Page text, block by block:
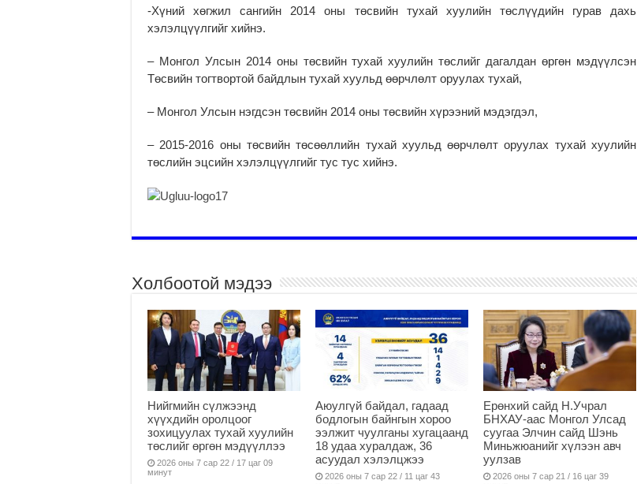
-Хүний хөгжил сангийн 2014 оны төсвийн тухай хуулийн төслүүдийн гурав дахь
хэлэлцүүлгийг хийнэ.
– Монгол Улсын 2014 оны төсвийн тухай хуулийн төслийг дагалдан өргөн мэдүүлсэн
Төсвийн тогтвортой байдлын тухай хуульд өөрчлөлт оруулах тухай,
– Монгол Улсын нэгдсэн төсвийн 2014 оны төсвийн хүрээний мэдэгдэл,
– 2015-2016 оны төсвийн төсөөллийн тухай хуульд өөрчлөлт оруулах тухай хуулийн
төслийн эцсийн хэлэлцүүлгийг тус тус хийнэ.
Холбоотой мэдээ
Нийгмийн сүлжээнд
хүүхдийн оролцоог
зохицуулах тухай хуулийн
төслийг өргөн мэдүүллээ
2026 оны 7 сар 22 / 17 цаг 09
минут
Аюулгүй байдал, гадаад
бодлогын байнгын хороо
ээлжит чуулганы хугацаанд
18 удаа хуралдаж, 36
асуудал хэлэлцжээ
2026 оны 7 сар 22 / 11 цаг 43
Ерөнхий сайд Н.Учрал
БНХАУ-аас Монгол Улсад
суугаа Элчин сайд Шэнь
Миньжюанийг хүлээн авч
уулзав
2026 оны 7 сар 21 / 16 цаг 39